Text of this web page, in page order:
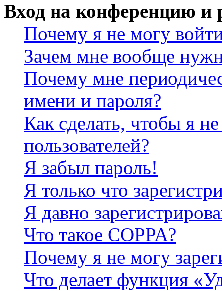
Вход на конференцию и
Почему я не могу
Зачем мне вообще
Почему мне
имени и пароля?
Как сделать, чтобы я
пользователей?
Я забыл пароль!
Я только что
Я давно
Что такое COPPA?
Почему я не могу
Что делает функция